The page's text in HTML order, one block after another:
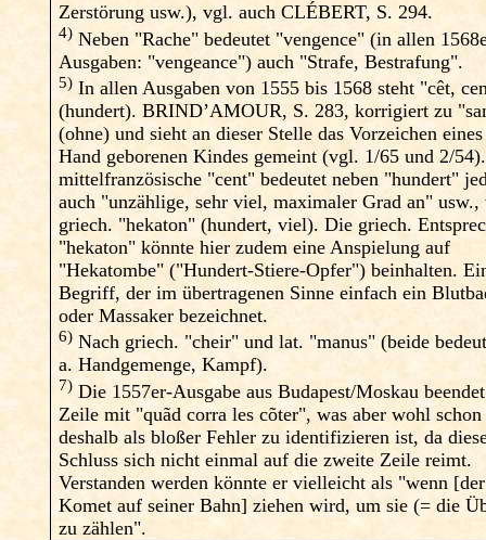
Zerstörung usw.), vgl. auch CLÉBERT, S. 294.
4) Neben "Rache" bedeutet "vengence" (in allen
Ausgaben: "vengeance") auch "Strafe, Bestrafung".
5) In allen Ausgaben von 1555 bis 1568 steht "cêt,
(hundert). BRIND’AMOUR, S. 283, korrigiert zu
(ohne) und sieht an dieser Stelle das Vorzeichen
Hand geborenen Kindes gemeint (vgl. 1/65 und 2/
mittelfranzösische "cent" bedeutet neben "hundert"
auch "unzählige, sehr viel, maximaler Grad an"
griech. "hekaton" (hundert, viel). Die griech.
"hekaton" könnte hier zudem eine Anspielung auf
"Hekatombe" ("Hundert-Stiere-Opfer") beinhalten.
Begriff, der im übertragenen Sinne einfach ein
oder Massaker bezeichnet.
6) Nach griech. "cheir" und lat. "manus" (beide
a. Handgemenge, Kampf).
7) Die 1557er-Ausgabe aus Budapest/Moskau
Zeile mit "quãd corra les cõter", was aber wohl schon
deshalb als bloßer Fehler zu identifizieren ist, da
Schluss sich nicht einmal auf die zweite Zeile reimt.
Verstanden werden könnte er vielleicht als "wenn [der
Komet auf seiner Bahn] ziehen wird, um sie (= die
zu zählen".